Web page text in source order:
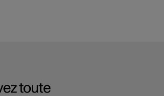
toute